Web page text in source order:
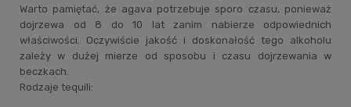
Warto pamiętać, że agava potrzebuje sporo czasu, ponieważ
dojrzewa od 8 do 10 lat zanim nabierze odpowiednich
właściwości. Oczywiście jakość i doskonałość tego alkoholu
zależy w dużej mierze od sposobu i czasu dojrzewania w
beczkach.
Rodzaje tequili: